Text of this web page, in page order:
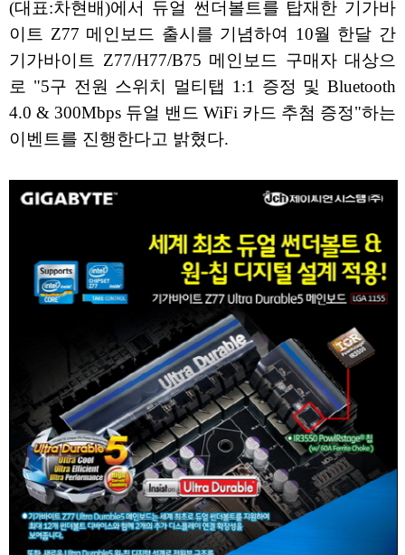
(대표:차현배)에서 듀얼 썬더볼트를 탑재한 기가바
이트 Z77 메인보드 출시를 기념하여 10월 한달 간
기가바이트 Z77/H77/B75 메인보드 구매자 대상으
로 "5구 전원 스위치 멀티탭 1:1 증정 및 Bluetooth
4.0 & 300Mbps 듀얼 밴드 WiFi 카드 추첨 증정"하는
이벤트를 진행한다고 밝혔다.